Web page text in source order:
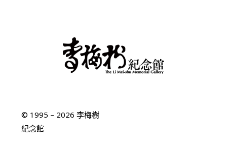
© 1995 – 2026 李梅樹
紀念館